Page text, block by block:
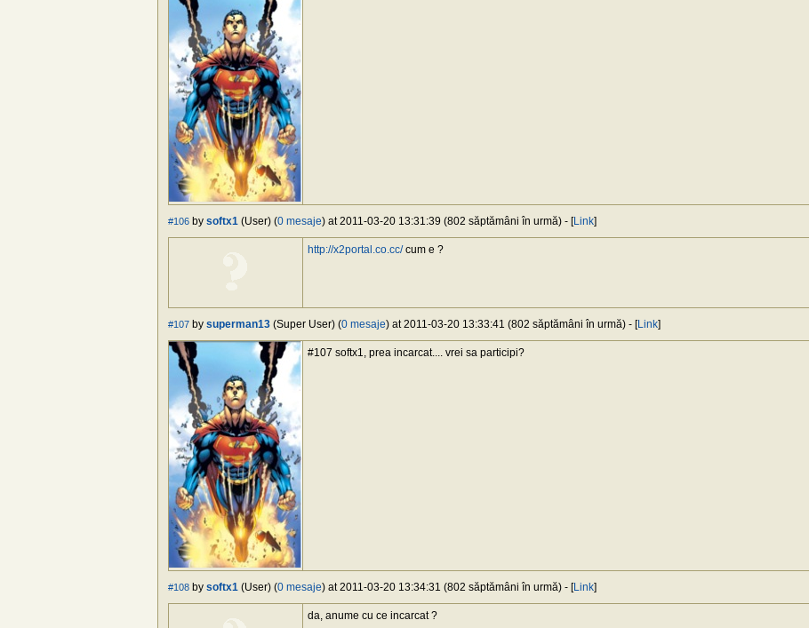
#106 by softx1 (User) (0 mesaje) at 2011-03-20 13:31:39 (802 săptămâni în urmă) - [Link]
http://x2portal.co.cc/cum e ?
#107 by superman13 (Super User) (0 mesaje) at 2011-03-20 13:33:41 (802 săptămâni în urmă) - [Link]
#107 softx1, prea incarcat.... vrei sa participi?
#108 by softx1 (User) (0 mesaje) at 2011-03-20 13:34:31 (802 săptămâni în urmă) - [Link]
da, anume cu ce incarcat ?